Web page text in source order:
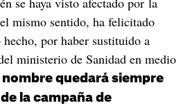
mismo sentido, ha felicitado
por haber sustituido a
ministerio de Sanidad en medio
nombre quedará siempre
la campaña de